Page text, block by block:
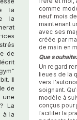
la
la
de
Il
de
La
à la
comme
neuf mois
maintenant
avec ses
créée par
de main en
Que
Un regard
lieues de la
vers
soignant.
modèle à
conçus pour
faciliter la